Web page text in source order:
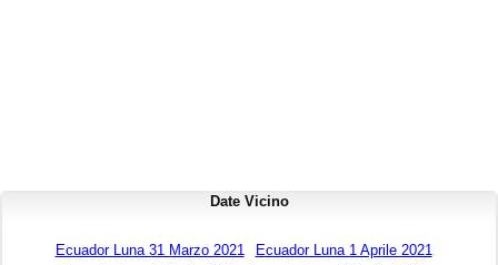
Date Vicino
Ecuador Luna 31 Marzo 2021
Ecuador Luna 1 Aprile 2021